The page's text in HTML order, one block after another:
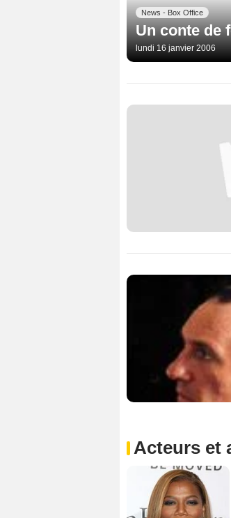
News - Box Office
Un conte de
lundi 16 janvier 2006
Acteurs et